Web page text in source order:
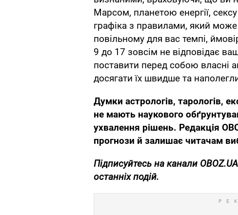
Марсом, планетою енергії,
графіка з правилами, який
повільному для вас темпі,
9 до 17 зовсім не відповідає
поставити перед собою власні
досягати їх швидше та
Думки астрологів, тарологів,
не мають наукового
ухвалення рішень. Редакція
прогнози й залишає читачам
Підписуйтесь на канали
останніх подій.